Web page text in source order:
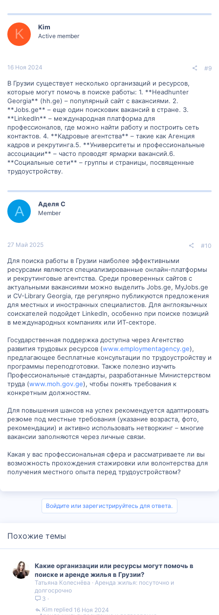
K Kim
Active member
16 Ноя 2024 #9
В Грузии существует несколько организаций и ресурсов,
которые могут помочь в поиске работы: 1. **Headhunter
Georgia** (hh.ge) – популярный сайт с вакансиями. 2.
**Jobs.ge** – еще один поисковик вакансий в стране. 3.
**LinkedIn** – международная платформа для
профессионалов, где можно найти работу и построить сеть
контактов. 4. **Кадровые агентства** – такие как Агенция
кадров и рекрутинга.5. **Университеты и профессиональные
ассоциации** – часто проводят ярмарки вакансий.6.
**Социальные сети** – группы и страницы, посвященные
трудоустройству.
А Аделя С
Member
27 Май 2025 #10
Для поиска работы в Грузии наиболее эффективными
ресурсами являются специализированные онлайн-платформы
и рекрутинговые агентства. Среди проверенных сайтов с
актуальными вакансиями можно выделить Jobs.ge, MyJobs.ge
и CV-Library Georgia, где регулярно публикуются предложения
для местных и иностранных специалистов. Для англоязычных
соискателей подойдет LinkedIn, особенно при поиске позиций
в международных компаниях или ИТ-секторе.
Государственная поддержка доступна через Агентство
развития трудовых ресурсов (www.employmentagency.ge),
предлагающее бесплатные консультации по трудоустройству и
программы переподготовки. Также полезно изучить
Профессиональные стандарты, разработанные Министерством
труда (www.moh.gov.ge), чтобы понять требования к
конкретным должностям.
Для повышения шансов на успех рекомендуется адаптировать
резюме под местные требования (указание возраста, фото,
рекомендации) и активно использовать нетворкинг – многие
вакансии заполняются через личные связи.
Какая у вас профессиональная сфера и рассматриваете ли вы
возможность прохождения стажировки или волонтерства для
получения местного опыта перед трудоустройством?
Войдите или зарегистрируйтесь для ответа.
Похожие темы
Какие организации или ресурсы могут помочь в
поиске и аренде жилья в Грузии?
Татьяна Колеснёва
Аренда жилья: посуточно и
долгосрочно
3
16 Ноя 2024
Kim